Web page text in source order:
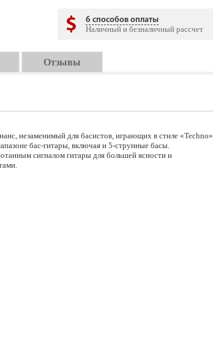
6 способов оплаты
Наличный и безналичный рассчет
Отзывы
незаменимый для басистов, играющих в стиле «Techno»
бас-гитары, включая и 5-струнные басы.
сигналом гитары для большей ясности и